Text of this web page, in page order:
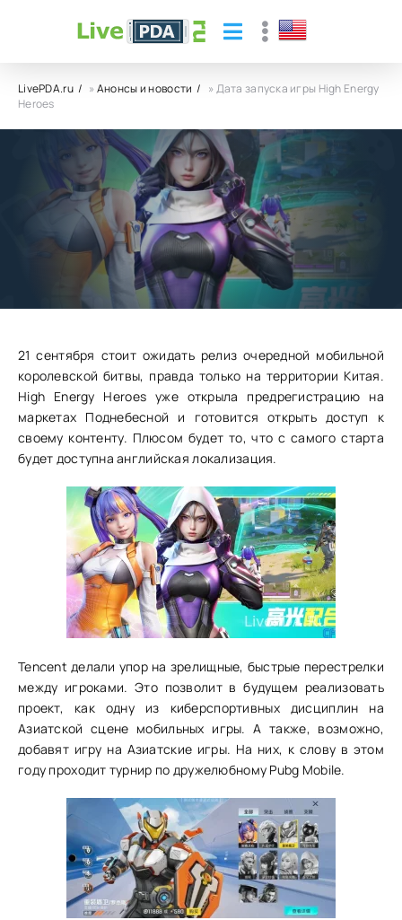
LivePDA.ru »Анонсы и новости
» Дата запуска игры High Energy
Heroes
Дата запуска игры High Energy Heroes
11.09.23 12 0
21 сентября стоит ожидать релиз очередной мобильной
королевской битвы, правда только на территории Китая.
High Energy Heroes уже открыла предрегистрацию на
маркетах Поднебесной и готовится открыть доступ к
своему контенту. Плюсом будет то, что с самого старта
будет доступна английская локализация.
Tencent делали упор на зрелищные, быстрые перестрелки
между игроками. Это позволит в будущем реализовать
проект, как одну из киберспортивных дисциплин на
Азиатской сцене мобильных игры. А также, возможно,
добавят игру на Азиатские игры. На них, к слову в этом
году проходит турнир по дружелюбному Pubg Mobile.